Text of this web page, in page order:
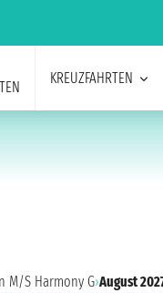
KREUZFAHRTEN
M/S Harmony G›August